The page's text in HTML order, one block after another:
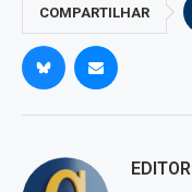
COMPARTILHAR
EDITOR